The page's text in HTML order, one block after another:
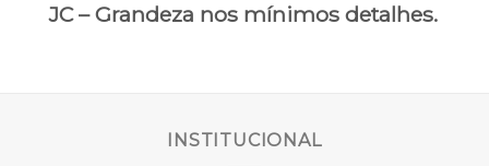
JC – Grandeza nos mínimos detalhes.
INSTITUCIONAL